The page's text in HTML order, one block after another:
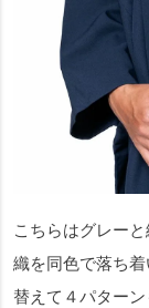
こちらはグレー
織を同色で落ち
替えて４パターン